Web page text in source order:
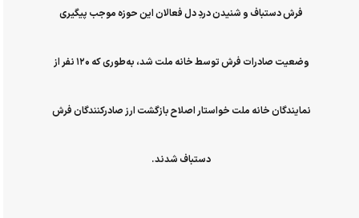
فرش دستباف و شنیدن دردِ دل فعالان این حوزه موجب پیگیری
وضعیت صادرات فرش توسط خانه ملت شد، به‌طوری که ۱۲۰ نفر از
نمایندگان خانه ملت خواستار اصلاح بازگشت ارز صادرکنندگان فرش
دستباف شدند.